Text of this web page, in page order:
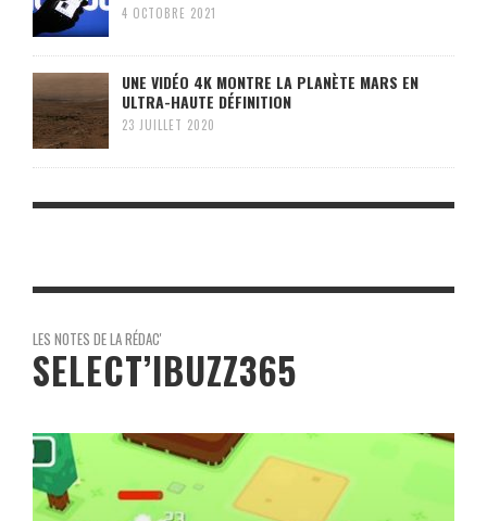
4 OCTOBRE 2021
UNE VIDÉO 4K MONTRE LA PLANÈTE MARS EN
ULTRA-HAUTE DÉFINITION
23 JUILLET 2020
LES NOTES DE LA RÉDAC'
SELECT’IBUZZ365